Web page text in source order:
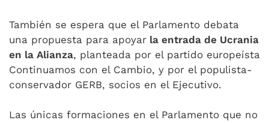
También se espera que el Parlamento debata
una propuesta para apoyar la entrada de Ucrania
en la Alianza, planteada por el partido europeísta
Continuamos con el Cambio, y por el populista-
conservador GERB, socios en el Ejecutivo.
Las únicas formaciones en el Parlamento que no